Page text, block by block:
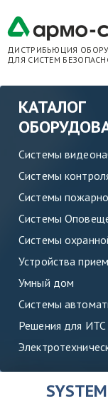
ДИСТРИБЬЮЦИЯ
ДЛЯ СИСТЕМ
КАТАЛОГ
Системы
Системы
Системы
Системы
Системы
Устройства
Умный дом
Системы
Решения для ИТС